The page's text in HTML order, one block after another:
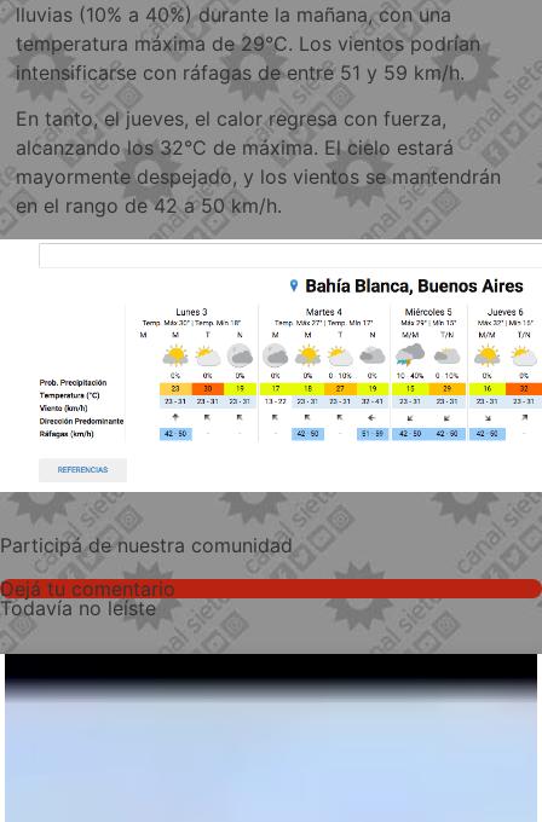
lluvias (10% a 40%) durante la mañana, con una
temperatura máxima de 29°C. Los vientos podrían
intensificarse con ráfagas de entre 51 y 59 km/h.
En tanto, el jueves, el calor regresa con fuerza,
alcanzando los 32°C de máxima. El cielo estará
mayormente despejado, y los vientos se mantendrán
en el rango de 42 a 50 km/h.
Participá de nuestra comunidad
Dejá tu comentario
Todavía no leíste